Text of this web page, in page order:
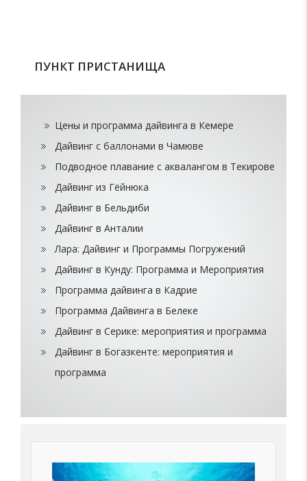
ПУНКТ ПРИСТАНИЩА
Цены и программа дайвинга в Кемере
Дайвинг с баллонами в Чамюве
Подводное плавание с аквалангом в Текирове
Дайвинг из Гёйнюка
Дайвинг в Бельдиби
Дайвинг в Анталии
Лара: Дайвинг и Программы Погружений
Дайвинг в Кунду: Программа и Мероприятия
Программа дайвинга в Кадрие
Программа Дайвинга в Белеке
Дайвинг в Серике: мероприятия и программа
Дайвинг в Богазкенте: мероприятия и
программа